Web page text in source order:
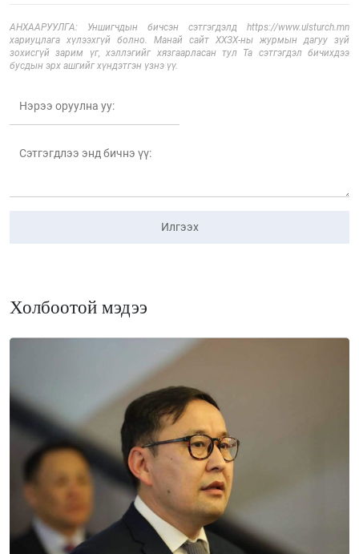
АНХААРУУЛГА: Уншигчдын бичсэн сэтгэгдэлд https://www.ulsturch.mn
хариуцлага хүлээхгүй болно. Манай сайт ХХЗХ-ны журмын дагуу зүй
зохисгүй зарим үг, хэллэгийг хязгаарласан тул Та сэтгэгдэл бичихдээ
бусдын эрх ашгийг хүндэтгэн үзнэ үү.
Илгээх
Холбоотой мэдээ